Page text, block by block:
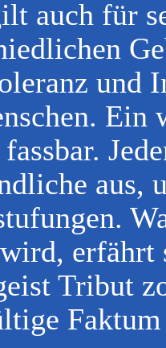
auch für
und
Ein
aus,
erfährt
Tribut